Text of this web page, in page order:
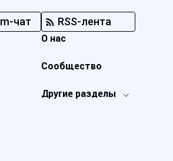
чат RSS-лента
Другие разделы
О нас
Сообщество